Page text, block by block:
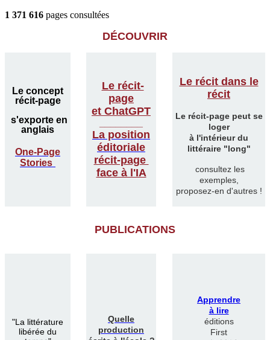
1 371 616 pages consultées
DÉCOUVRIR
Le concept
récit-page
s'exporte en
anglais
One-Page
Stories
Le récit-
page
et ChatGPT
La position
éditoriale
récit-page
face à l'IA
Le récit dans le
récit
Le récit-page peut se
loger
à l'intérieur du
littéraire "long"
consultez les
exemples,
proposez-en d'autres !
PUBLICATIONS
"La littérature
libérée du
Quelle
production
Apprendre
à lire
éditions
First